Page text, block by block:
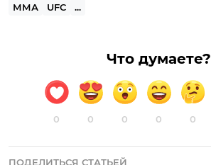
ММА UFC ...
Что думаете?
0 0 0 0 0
ПОДЕЛИТЬСЯ СТАТЬЕЙ